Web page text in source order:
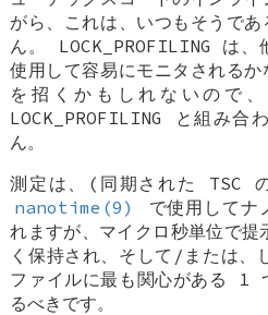
がら、これは、いつもそうで
ん。 LOCK_PROFILING は、
使用して容易にモニタされる
を招くかもしれないので
LOCK_PROFILING
と組み合
ん。
測定は、(同期された TSC
nanotime(9)
で使用してナ
れますが、マイクロ秒単位で
く保持され、そして/または
ファイルに最も関心がある 1
るべきです。